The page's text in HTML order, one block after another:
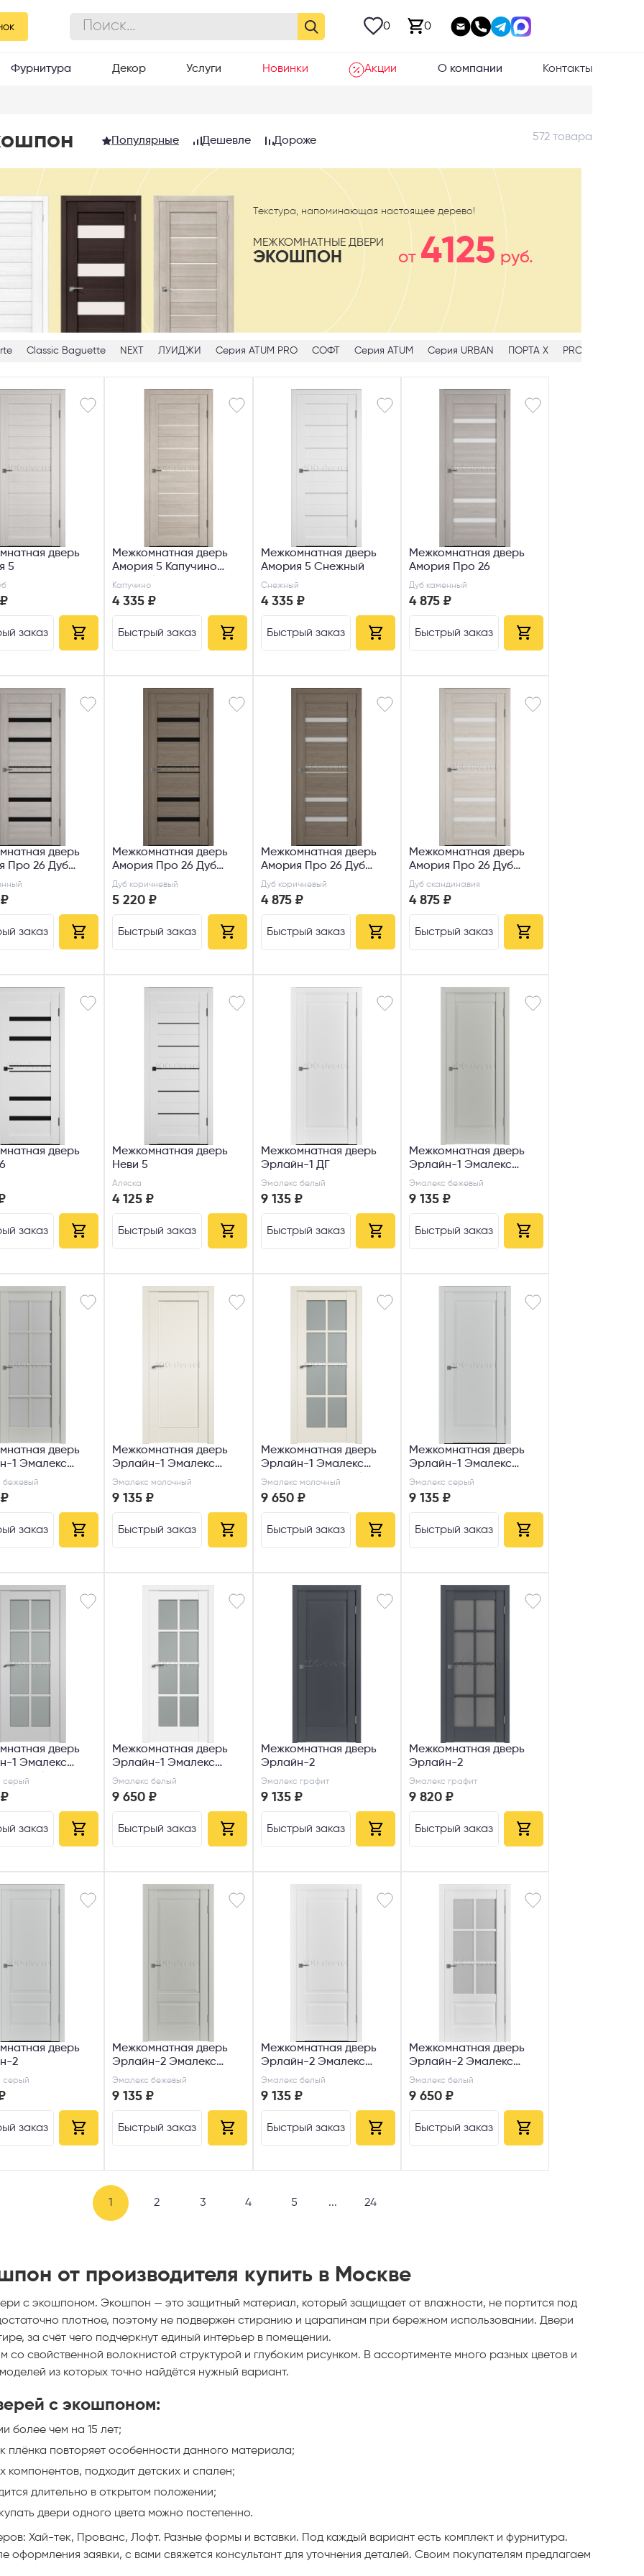
0 0
Фурнитура Декор Услуги Новинки Акции О компании Контакты
Популярные Дешевле Дороже 572 товара
Текстура, напоминающая настоящее дерево!
МЕЖКОМНАТНЫЕ ДВЕРИ
ЭКОШПОН от 4125 руб.
Classic Baguette NEXT ЛУИДЖИ Серия ATUM PRO СОФТ Серия ATUM Серия URBAN ПОРТА Х PROFILDOORS
дверь
5
заказ
Межкомнатная дверь
Амория 5 Капучино
Сатин белый
Капучино
4 335 ₽
Быстрый заказ
Межкомнатная дверь
Амория 5 Снежный
Снежный
4 335 ₽
Быстрый заказ
Межкомнатная дверь
Амория Про 26
Дуб каменный
4 875 ₽
Быстрый заказ
дверь
Про 26 Дуб
заказ
Межкомнатная дверь
Амория Про 26 Дуб
коричневый ДО
Дуб коричневый
5 220 ₽
Быстрый заказ
Межкомнатная дверь
Амория Про 26 Дуб
коричневый Сатин
белый ДО
Дуб коричневый
4 875 ₽
Быстрый заказ
Межкомнатная дверь
Амория Про 26 Дуб
скандинавия ДО
Дуб скандинавия
4 875 ₽
Быстрый заказ
дверь
заказ
Межкомнатная дверь
Неви 5
Аляска
4 125 ₽
Быстрый заказ
Межкомнатная дверь
Эрлайн-1 ДГ
Эмалекс белый
9 135 ₽
Быстрый заказ
Межкомнатная дверь
Эрлайн-1 Эмалекс
бежевый
Эмалекс бежевый
9 135 ₽
Быстрый заказ
дверь
1 Эмалекс
ДО
бежевый
заказ
Межкомнатная дверь
Эрлайн-1 Эмалекс
молочный
Эмалекс молочный
9 135 ₽
Быстрый заказ
Межкомнатная дверь
Эрлайн-1 Эмалекс
молочный Сатин белый
Эмалекс молочный
9 650 ₽
Быстрый заказ
Межкомнатная дверь
Эрлайн-1 Эмалекс
серый
Эмалекс серый
9 135 ₽
Быстрый заказ
дверь
1 Эмалекс
белый
серый
заказ
Межкомнатная дверь
Эрлайн-1 Эмалекс
Эмалекс белый Сатин
белый
Эмалекс белый
9 650 ₽
Быстрый заказ
Межкомнатная дверь
Эрлайн-2
Эмалекс графит
9 135 ₽
Быстрый заказ
Межкомнатная дверь
Эрлайн-2
Эмалекс графит
9 820 ₽
Быстрый заказ
дверь
2
серый
заказ
Межкомнатная дверь
Эрлайн-2 Эмалекс
бежевый
Эмалекс бежевый
9 135 ₽
Быстрый заказ
Межкомнатная дверь
Эрлайн-2 Эмалекс
белый ДГ
Эмалекс белый
9 135 ₽
Быстрый заказ
Межкомнатная дверь
Эрлайн-2 Эмалекс
белый ДО
Эмалекс белый
9 650 ₽
Быстрый заказ
1 2 3 4 5 ... 24
от производителя купить в Москве
с экошпоном. Экошпон — это защитный материал, который защищает от влажности, не портится под
плотное, поэтому не подвержен стиранию и царапинам при бережном использовании. Двери
за счёт чего подчеркнут единый интерьер в помещении.
свойственной волокнистой структурой и глубоким рисунком. В ассортименте много разных цветов и
из которых точно найдётся нужный вариант.
с экошпоном:
более чем на 15 лет;
плёнка повторяет особенности данного материала;
компонентов, подходит детских и спален;
длительно в открытом положении;
двери одного цвета можно постепенно.
Хай-тек, Прованс, Лофт. Разные формы и вставки. Под каждый вариант есть комплект и фурнитура.
оформления заявки, с вами свяжется консультант для уточнения деталей. Своим покупателям предлагаем
Telegram MAX
сПолитикой конфиденциальностии даю